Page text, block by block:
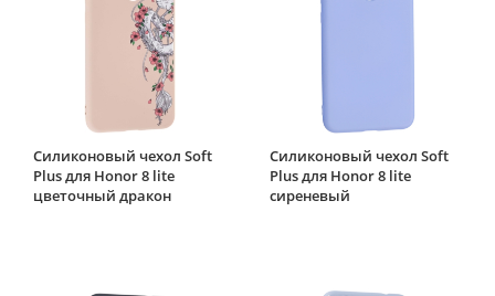
Силиконовый чехол Soft
Plus для Honor 8 lite
цветочный дракон
Силиконовый чехол Soft
Plus для Honor 8 lite
сиреневый